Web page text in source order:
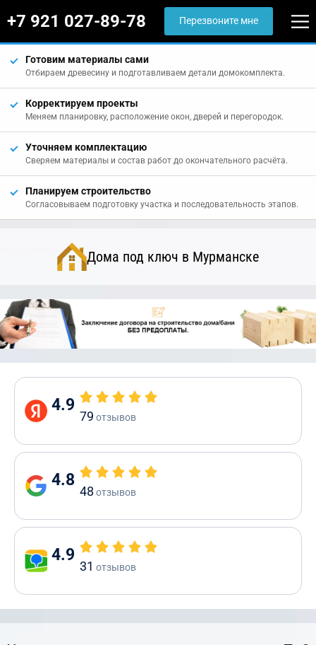
+7 921 027-89-78 Перезвоните мне
Готовим материалы сами
Отбираем древесину и подготавливаем детали домокомплекта.
Корректируем проекты
Меняем планировку, расположение окон, дверей и перегородок.
Уточняем комплектацию
Сверяем материалы и состав работ до окончательного расчёта.
Планируем строительство
Согласовываем подготовку участка и последовательность этапов.
Дома под ключ в Мурманске
4.9
79 отзывов
4.8
48 отзывов
4.9
31 отзывов